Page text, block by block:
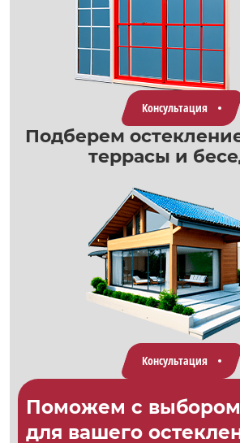
Консультация
Подберем
террасы и
Консультация
Поможем с
для вашего